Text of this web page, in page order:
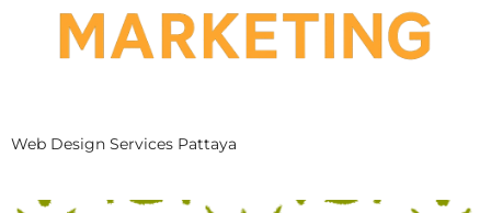
Web Design Services Pattaya